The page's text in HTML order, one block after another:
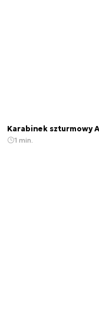
Karabinek szturmowy
1 min.